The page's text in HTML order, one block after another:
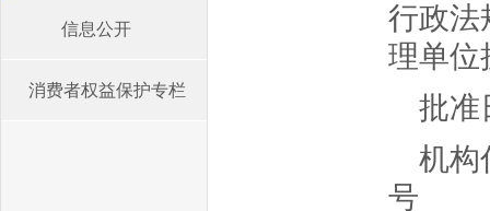
信息公开
消费者权益保护专栏
行政法
理单位
批准
机构
号